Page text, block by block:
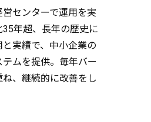
センターで運用を実
年超、長年の歴史に
実績で、中小企業の
ムを提供。毎年バー
、継続的に改善をし